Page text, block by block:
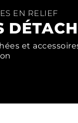
EN RELIEF
et